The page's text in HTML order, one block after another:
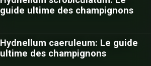
guide ultime des champignons
Hydnellum caeruleum: Le guide
ultime des champignons